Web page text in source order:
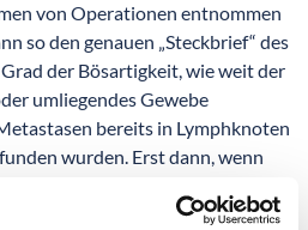
von Operationen entnommen
so den genauen „Steckbrief“ des
der Bösartigkeit, wie weit der
umliegendes Gewebe
bereits in Lymphknoten
wurden. Erst dann, wenn
Aggressivität des Tumors